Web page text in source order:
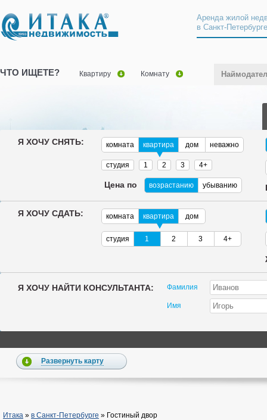
Аренда жилой
в Санкт-
ЧТО ИЩЕТЕ? Квартиру Комнату
Я ХОЧУ СНЯТЬ: комната квартира дом неважно
студия 1 2 3 4+
Цена по возрастанию убыванию
Я ХОЧУ СДАТЬ: комната квартира дом
студия 1 2 3 4+
Я ХОЧУ НАЙТИ КОНСУЛЬТАНТА: Фамилия
Имя
Развернуть карту
Итака » в Санкт-Петербурге » Гостиный двор